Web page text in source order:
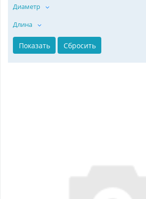
Диаметр
Длина